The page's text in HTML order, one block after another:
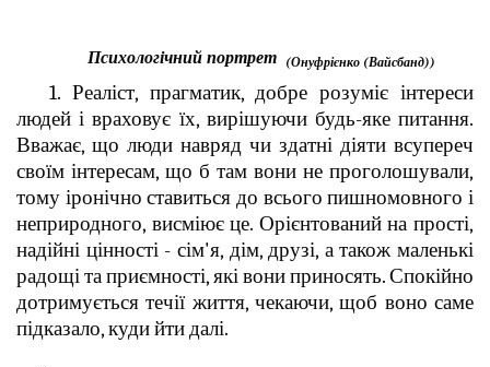
Психологічний портрет (Онуфрієнко (Вайсбанд))
1. Реаліст, прагматик, добре розуміє інтереси
людей і враховує їх, вирішуючи будь-яке питання.
Вважає, що люди навряд чи здатні діяти всупереч
своїм інтересам, що б там вони не проголошували,
тому іронічно ставиться до всього пишномовного і
неприродного, висміює це. Орієнтований на прості,
надійні цінності - сім'я, дім, друзі, а також маленькі
радощі та приємності, які вони приносять. Спокійно
дотримується течії життя, чекаючи, щоб воно саме
підказало, куди йти далі.